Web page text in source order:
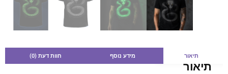
תיאור מידע נוסף חוות דעת (0)
תיאור